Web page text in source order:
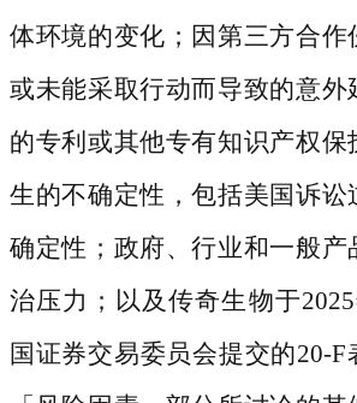
体环境的变化；因第三方合作
或未能采取行动而导致的意外
的专利或其他专有知识产权保
生的不确定性，包括美国诉讼
确定性；政府、行业和一般产
治压力；以及传奇生物于
国证券交易委员会提交的20-